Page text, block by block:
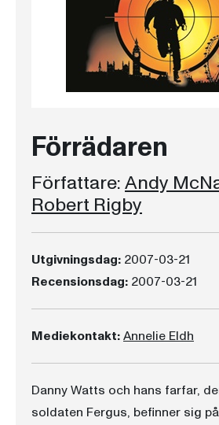
Förrädaren
Författare:Andy
Robert Rigby
Utgivningsdag: 2007-03-21
Recensionsdag: 2007-03-21
Mediekontakt:Annelie Eldh
Danny Watts och hans farfar,
soldaten Fergus, befinner sig